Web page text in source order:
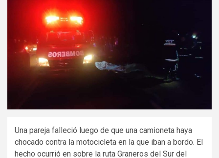
Una pareja falleció luego de que una camioneta haya
chocado contra la motocicleta en la que iban a bordo. El
hecho ocurrió en sobre la ruta Graneros del Sur del